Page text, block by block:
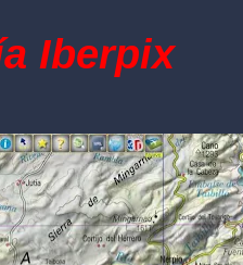
Iberpix